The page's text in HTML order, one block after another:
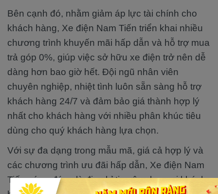
Bên cạnh đó, nhằm giảm áp lực tài chính cho
khách hàng, Xe điện Nam Tiến triển khai nhiều
chương trình khuyến mãi hấp dẫn và hỗ trợ mua
trả góp 0%, giúp việc sở hữu xe điện trở nên dễ
dàng hơn bao giờ hết. Đội ngũ nhân viên
chuyên nghiệp, nhiệt tình luôn sẵn sàng hỗ trợ
khách hàng 24/7 và đảm bảo giá thành hợp lý
nhất cho khách hàng với nhiều phân khúc tiêu
dùng cho quý khách hàng lựa chọn.
Với sự đa dạng trong mẫu mã, giá cả hợp lý và
các chương trình ưu đãi hấp dẫn, Xe điện Nam
Tiến xứng đáng là địa chỉ tin cậy cho mọi khách